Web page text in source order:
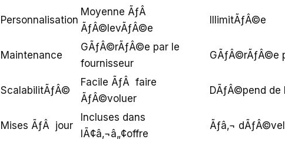
Personnalisation
Moyenne ÃƒÂ
ÃƒÂ©levÃƒÂ©e
IllimitÃƒÂ©e
Maintenance
GÃƒÂ©rÃƒÂ©e par le
fournisseur
GÃƒÂ©rÃƒÂ©e
ScalabilitÃƒÂ©
Facile ÃƒÂ faire
ÃƒÂ©voluer
DÃƒÂ©pend de
Mises ÃƒÂ jour
Incluses dans
lÃ¢â‚¬â„¢offre
Ãƒâ‚¬